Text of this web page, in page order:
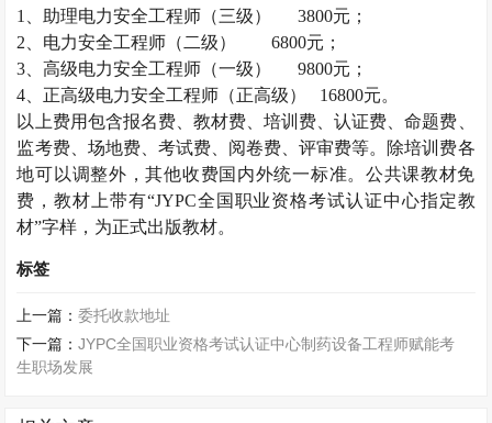
1
、助理电力安全工程师（三级） 3800元；
2 、电力安全工程师（二级） 6800元；
3 、高级电力安全工程师（一级） 9800元；
4 、正高级电力安全工程师（正高级） 16800元。
以上费用包含报名费、教材费、培训费、认证费、命题费、
监考费、场地费、考试费、阅卷费、评审费等。除培训费各
地可以调整外，其他收费国内外统一标准。公共课教材免
费，教材上带有“JYPC全国职业资格考试认证中心指定教
材”字样，为正式出版教材。
标签
上一篇：委托收款地址
下一篇：JYPC全国职业资格考试认证中心制药设备工程师赋能考
生职场发展